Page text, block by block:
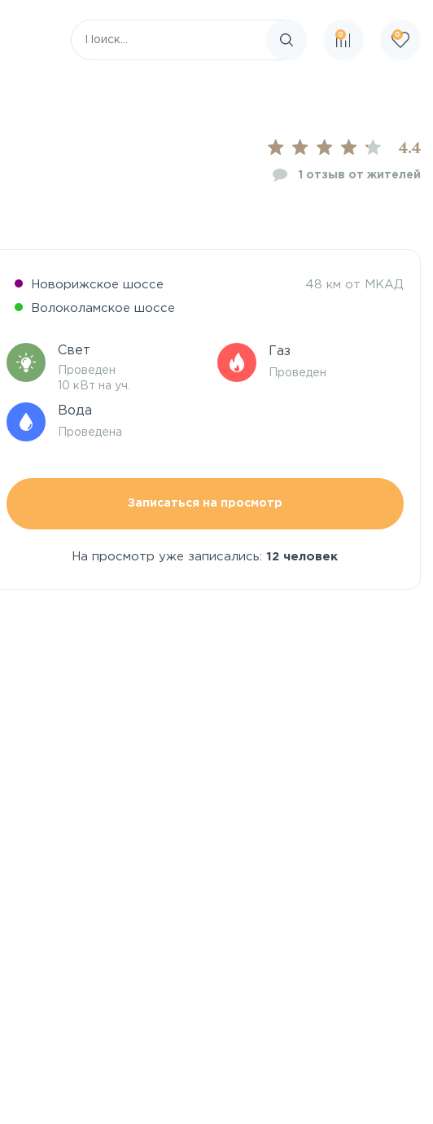
Поиск по сайту
0 0
4.4
1 отзыв от жителей
Новорижское шоссе 48 км от МКАД
Волоколамское шоссе
Свет
Проведен
10 кВт на уч.
Газ
Проведен
Вода
Проведена
Записаться на просмотр
На просмотр уже записались:12 человек